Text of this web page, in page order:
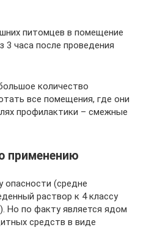
питомцев в помещение
3 часа после проведения
количество
все помещения, где они
профилактики – смежные
применению
опасности (средне
раствор к 4 классу
Но по факту является ядом
средств в виде